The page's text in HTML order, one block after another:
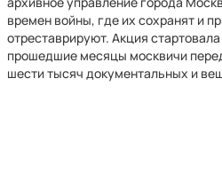
времен войны, где их сохранят и
отреставрируют. Акция
прошедшие месяцы москвичи
шести тысяч документальных и